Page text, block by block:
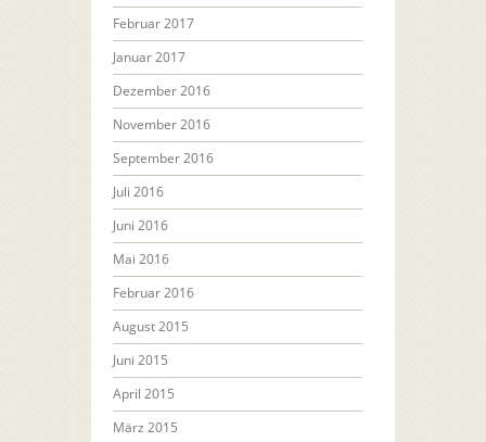
Februar 2017
Januar 2017
Dezember 2016
November 2016
September 2016
Juli 2016
Juni 2016
Mai 2016
Februar 2016
August 2015
Juni 2015
April 2015
März 2015